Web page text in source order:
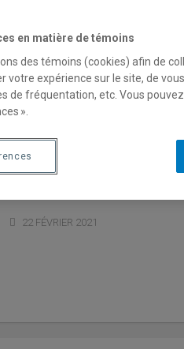
Comment faire un
usage réussi des
mots-clics ?
Quels mots-clics utiliser dans
publication sur les réseaux
sociaux ? Et combien ? Quels
22 FÉVRIER 2021
en matière de témoins
des témoins (cookies) afin de
votre expérience sur le site, de
de fréquentation, etc. Vous
».